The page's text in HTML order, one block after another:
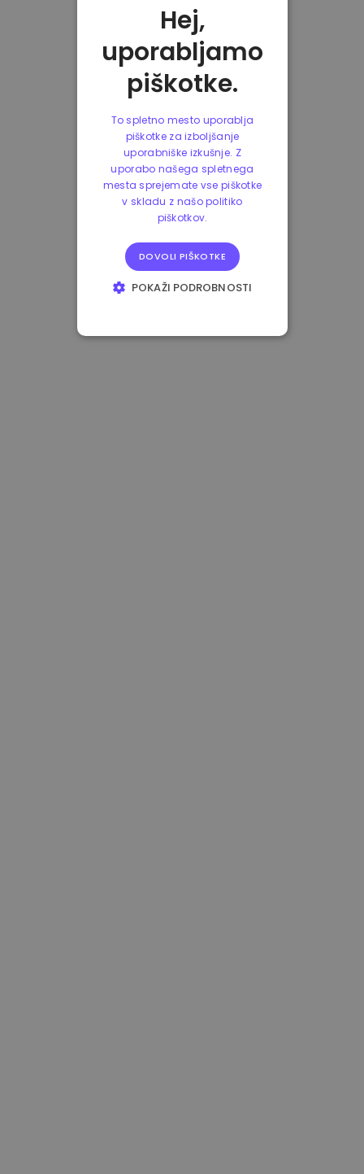
Hej,
uporabljamo
piškotke.
To spletno mesto uporablja
piškotke za izboljšanje
uporabniške izkušnje. Z
uporabo našega spletnega
mesta sprejemate vse piškotke
v skladu z našo politiko
piškotkov.
DOVOLI PIŠKOTKE
POKAŽI PODROBNOSTI